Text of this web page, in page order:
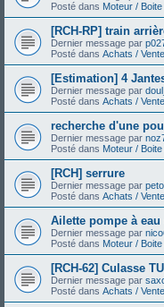
Posté dans Moteur /
[RCH-RP] train
Dernier message par
Posté dans Achats /
[Estimation] 4
Dernier message par
Posté dans Achats /
recherche d'une
Dernier message par
Posté dans Moteur /
[RCH] serrure
Dernier message par
Posté dans Achats /
Ailette pompe à eau
Dernier message par
Posté dans Moteur /
[RCH-62] Culasse
Dernier message par
Posté dans Achats /